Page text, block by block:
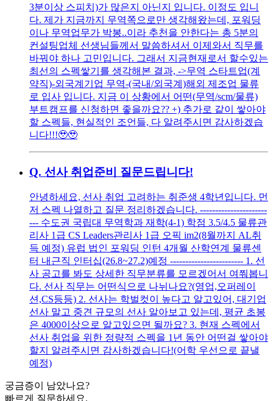
3분이상 스피치)가 많은지 아닌지 입니다. 이정도 입니
다. 제가 지금까지 무역쪽으로만 생각해왔는데, 포워딩
이나 무역업무가 박봉..이라 추천을 안한다는 총 5분의
컨설팅업체 선생님들께서 말씀하셔서 이제와서 직무를
바꿔야 하나 고민입니다. 그래서 지금현재로서 할수있는
최선의 스펙쌓기를 생각해본 결과, ->무역 스타트업(계
약직)-외국계기업 무역-(국내/외국계)해외 제조업 물류
로 입사 입니다. 지금 이 상황에서 어떤(무역/scm/물류)
부트캠프를 신청하면 좋을까요?? +) 추가로 같이 쌓아야
할 스펙들, 현실적인 조언들, 다 알려주시면 감사하겠습
니다!!!🥹🥹
Q. 선사 취업준비 질문드립니다!
안녕하세요, 선사 취업 고려하는 취준생 4학년입니다. 먼
저 스펙 나열하고 질문 정리하겠습니다. ----------------------
--- 수도권 국립대 무역학과 재학(4-1) 학점 3.5/4.5 물류관
리사 1급 CS Leaders관리사 1급 오픽 im2(8월까지 AL취
득 예정) 유럽 법인 포워딩 인턴 4개월 산학연계 물류센
터 내근직 인터십(26.8~27.2)예정 ------------------------ 1. 선
사 공고를 봐도 상세한 직무분류를 모르겠어서 여쭤봅니
다. 선사 직무는 어떤식으로 나뉘나요?(영업,오퍼레이
션,CS등등) 2. 선사는 학벌컷이 높다고 알고있어, 대기업
선사 말고 중견 규모의 선사 알아보고 있는데, 평균 초봉
은 4000이상으로 알고있으면 될까요? 3. 현재 스펙에서
선사 취업을 위한 정량적 스펙을 1년 동안 어떤걸 쌓아야
할지 알려주시면 감사하겠습니다!(어학 우선으로 끝낼
예정)
궁금증이 남았나요?
빠르게 질문하세요.